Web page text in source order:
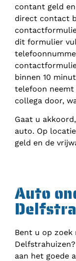
contant geld
direct contact
dit formulier
binnen 10
telefoon neemt
collega door,
Gaat u
auto. Op
geld en de
Auto
Bent u op zoek
aan het goede